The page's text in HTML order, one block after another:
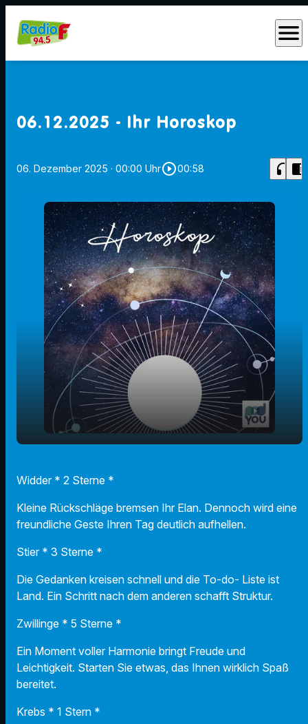
menu
06.12.2025 - Ihr Horoskop
06. Dezember 2025 · 00:00 Uhrplay_circle_outline00:58 headphones chrome_reader_mode
play_arrow
Widder * 2 Sterne *
Kleine Rückschläge bremsen Ihr Elan. Dennoch wird eine
freundliche Geste Ihren Tag deutlich aufhellen.
Stier * 3 Sterne *
Die Gedanken kreisen schnell und die To-do- Liste ist
Land. Ein Schritt nach dem anderen schafft Struktur.
Zwillinge * 5 Sterne *
Ein Moment voller Harmonie bringt Freude und
Leichtigkeit. Starten Sie etwas, das Ihnen wirklich Spaß
bereitet.
Krebs * 1 Stern *